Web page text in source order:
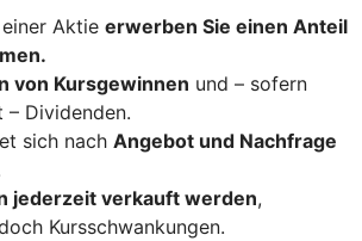
Aktie erwerben Sie einen Anteil
von Kursgewinnen und – sofern
– Dividenden.
sich nach Angebot und Nachfrage
jederzeit verkauft werden,
Kursschwankungen.